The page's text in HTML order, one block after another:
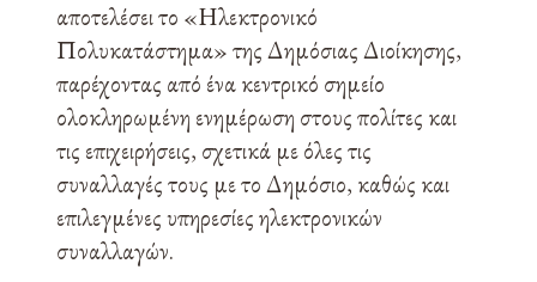
αποτελέσει το «Ηλεκτρονικό
Πολυκατάστημα» της Δημόσιας Διοίκησης,
παρέχοντας από ένα κεντρικό σημείο
ολοκληρωμένη ενημέρωση στους πολίτες και
τις επιχειρήσεις, σχετικά με όλες τις
συναλλαγές τους με το Δημόσιο, καθώς και
επιλεγμένες υπηρεσίες ηλεκτρονικών
συναλλαγών.